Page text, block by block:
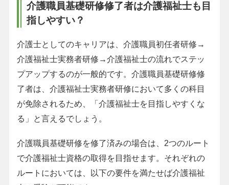
介護職員基礎研修修了者は介護福祉士も目
指しやすい？
介護士としてのキャリアは、介護職員初任者研修→
介護福祉士実務者研修→介護福祉士の流れでステッ
プアップするのが一般的です。介護職員基礎研修修
了者は、介護福祉士実務者研修において多くの科目
が免除されるため、「介護福祉士を目指しやすくな
る」と言えるでしょう。
介護職員基礎研修を修了済みの場合は、2つのルート
で介護福祉士資格の取得を目指せます。それぞれの
ルートにおいては、以下の要件を満たせば介護福祉